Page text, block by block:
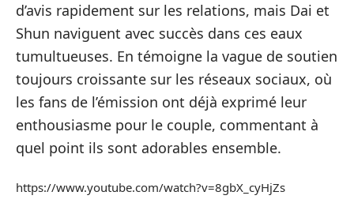
d’avis rapidement sur les relations, mais Dai et
Shun naviguent avec succès dans ces eaux
tumultueuses. En témoigne la vague de soutien
toujours croissante sur les réseaux sociaux, où
les fans de l’émission ont déjà exprimé leur
enthousiasme pour le couple, commentant à
quel point ils sont adorables ensemble.
https://www.youtube.com/watch?v=8gbX_cyHjZs